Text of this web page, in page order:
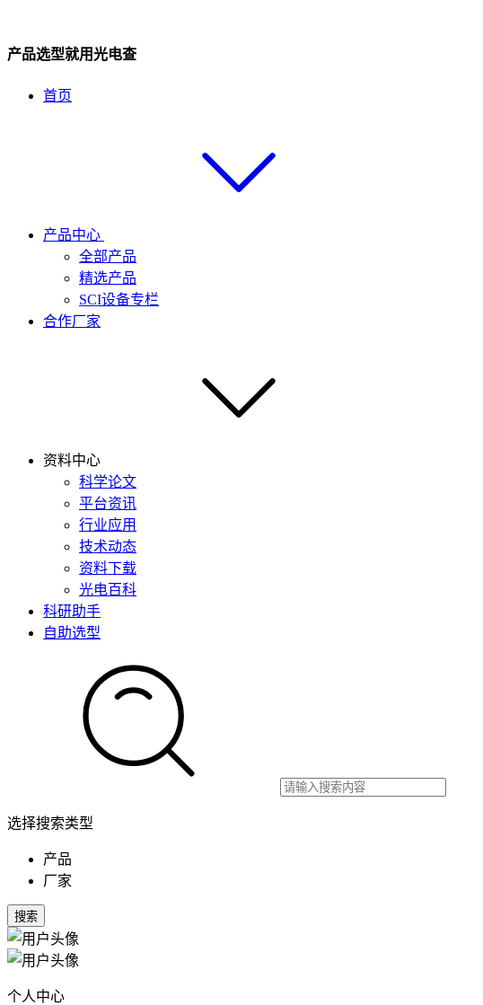
产品选型就用光电查
首页
产品中心
全部产品
精选产品
SCI设备专栏
合作厂家
资料中心
科学论文
平台资讯
行业应用
技术动态
资料下载
光电百科
科研助手
自助选型
选择搜索类型
产品
厂家
搜索
个人中心